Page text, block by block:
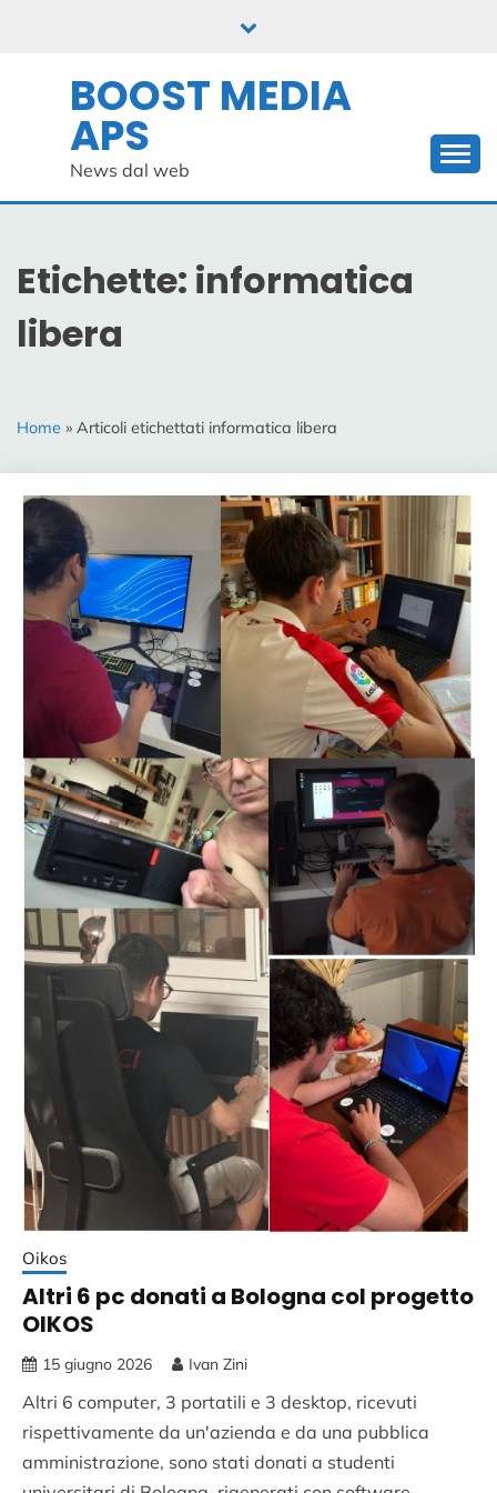
BOOST MEDIA
APS
News dal web
Etichette: informatica
libera
Home » Articoli etichettati informatica libera
Oikos
Altri 6 pc donati a Bologna col progetto
OIKOS
15 giugno 2026 Ivan Zini
Altri 6 computer, 3 portatili e 3 desktop, ricevuti
rispettivamente da un'azienda e da una pubblica
amministrazione, sono stati donati a studenti